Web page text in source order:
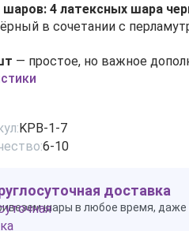
шаров: 4 латексных шара
в сочетании с
— простое, но важное
KPB-1-7
6-10
доставка
шары в любое время, даже